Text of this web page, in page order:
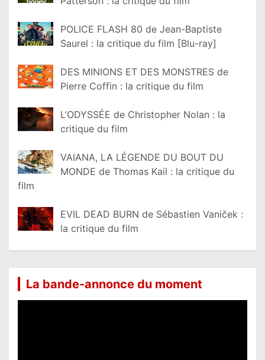
POLICE FLASH 80 de Jean-Baptiste
Saurel : la critique du film [Blu-ray]
DES MINIONS ET DES MONSTRES de
Pierre Coffin : la critique du film
L’ODYSSÉE de Christopher Nolan : la
critique du film
VAIANA, LA LÉGENDE DU BOUT DU
MONDE de Thomas Kail : la critique du
film
EVIL DEAD BURN de Sébastien Vaniček :
la critique du film
La bande-annonce du moment